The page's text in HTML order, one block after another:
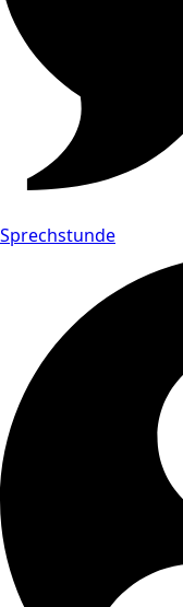
Sprechstunde